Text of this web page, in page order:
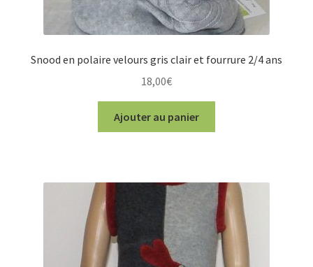
Snood en polaire velours gris clair et fourrure 2/4 ans
18,00€
Ajouter au panier